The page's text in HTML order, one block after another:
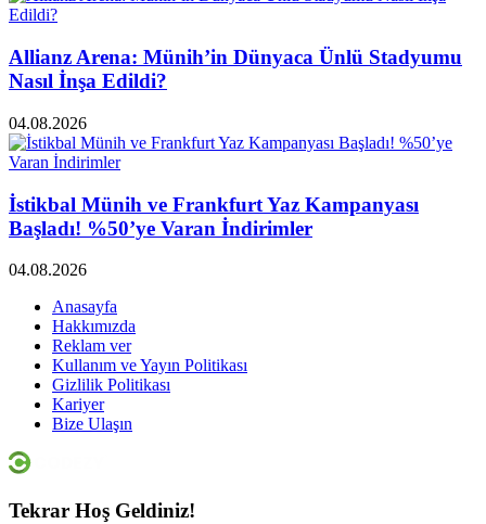
Allianz Arena: Münih’in Dünyaca Ünlü Stadyumu
Nasıl İnşa Edildi?
04.08.2026
İstikbal Münih ve Frankfurt Yaz Kampanyası
Başladı! %50’ye Varan İndirimler
04.08.2026
Anasayfa
Hakkımızda
Reklam ver
Kullanım ve Yayın Politikası
Gizlilik Politikası
Kariyer
Bize Ulaşın
Tekrar Hoş Geldiniz!